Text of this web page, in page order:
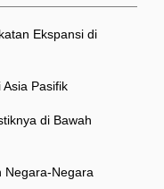
Ekspansi di
Pasifik
di Bawah
Negara-Negara